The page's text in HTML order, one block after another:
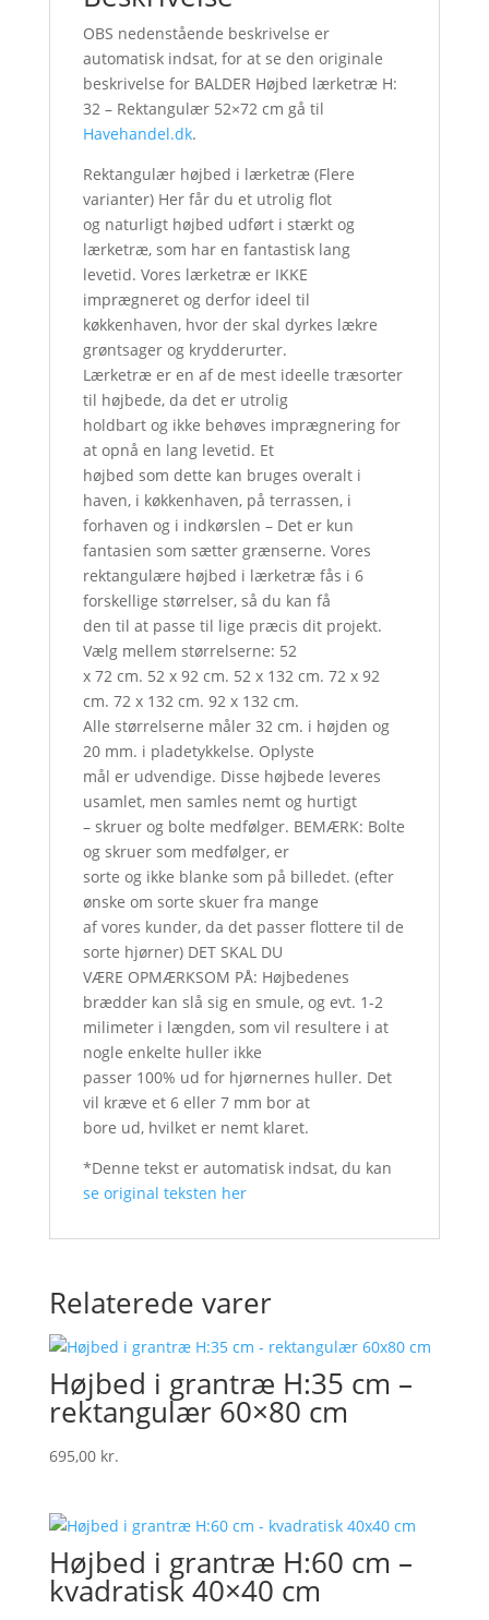
OBS nedenstående beskrivelse er
automatisk indsat, for at se den originale
beskrivelse for BALDER Højbed lærketræ H:
32 – Rektangulær 52×72 cm gå til
Havehandel.dk.
Rektangulær højbed i lærketræ (Flere
varianter) Her får du et utrolig flot
og naturligt højbed udført i stærkt og
lærketræ, som har en fantastisk lang
levetid. Vores lærketræ er IKKE
imprægneret og derfor ideel til
køkkenhaven, hvor der skal dyrkes lækre
grøntsager og krydderurter.
Lærketræ er en af de mest ideelle træsorter
til højbede, da det er utrolig
holdbart og ikke behøves imprægnering for
at opnå en lang levetid. Et
højbed som dette kan bruges overalt i
haven, i køkkenhaven, på terrassen, i
forhaven og i indkørslen – Det er kun
fantasien som sætter grænserne. Vores
rektangulære højbed i lærketræ fås i 6
forskellige størrelser, så du kan få
den til at passe til lige præcis dit projekt.
Vælg mellem størrelserne: 52
x 72 cm. 52 x 92 cm. 52 x 132 cm. 72 x 92
cm. 72 x 132 cm. 92 x 132 cm.
Alle størrelserne måler 32 cm. i højden og
20 mm. i pladetykkelse. Oplyste
mål er udvendige. Disse højbede leveres
usamlet, men samles nemt og hurtigt
– skruer og bolte medfølger. BEMÆRK: Bolte
og skruer som medfølger, er
sorte og ikke blanke som på billedet. (efter
ønske om sorte skuer fra mange
af vores kunder, da det passer flottere til de
sorte hjørner) DET SKAL DU
VÆRE OPMÆRKSOM PÅ: Højbedenes
brædder kan slå sig en smule, og evt. 1-2
milimeter i længden, som vil resultere i at
nogle enkelte huller ikke
passer 100% ud for hjørnernes huller. Det
vil kræve et 6 eller 7 mm bor at
bore ud, hvilket er nemt klaret.
*Denne tekst er automatisk indsat, du kan
se original teksten her
Relaterede varer
Højbed i grantræ H:35 cm –
rektangulær 60×80 cm
695,00 kr.
Højbed i grantræ H:60 cm –
kvadratisk 40×40 cm